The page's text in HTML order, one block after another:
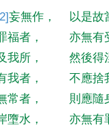
妄無作 ，
以是故
福者 ，
亦無有
我所 ，
然後得
我者 ，
不應捨
常者 ，
則應隨
墮水 ， 亦無有